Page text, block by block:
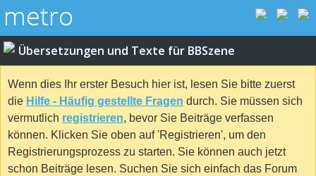
Übersetzungen und Texte für BBSzene
Wenn dies Ihr erster Besuch hier ist, lesen Sie bitte zuerst
die Hilfe - Häufig gestellte Fragen durch. Sie müssen sich
vermutlich registrieren, bevor Sie Beiträge verfassen
können. Klicken Sie oben auf 'Registrieren', um den
Registrierungsprozess zu starten. Sie können auch jetzt
schon Beiträge lesen. Suchen Sie sich einfach das Forum